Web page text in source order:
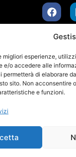
migliori esperienze,
e/o accedere alle
permetterà di elaborare
sito. Non acconsentire
e funzioni.